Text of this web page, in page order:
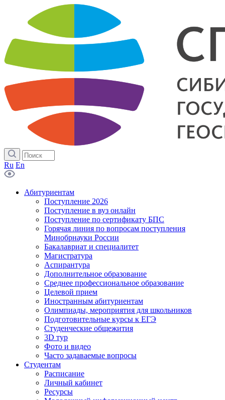
Ru En
Абитуриентам
Поступление 2026
Поступление в вуз онлайн
Поступление по сертификату БПС
Горячая линия по вопросам поступления
Минобрнауки России
Бакалавриат и специалитет
Магистратура
Аспирантура
Дополнительное образование
Среднее профессиональное образование
Целевой прием
Иностранным абитуриентам
Олимпиады, мероприятия для школьников
Подготовительные курсы к ЕГЭ
Студенческие общежития
3D тур
Фото и видео
Часто задаваемые вопросы
Студентам
Расписание
Личный кабинет
Ресурсы